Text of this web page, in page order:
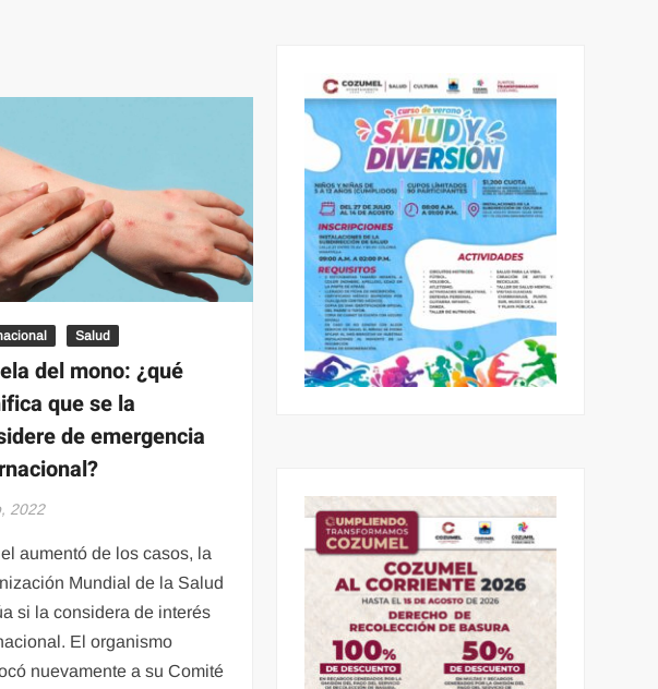
Salud
del mono: ¿qué
que se la
de emergencia
2022
aumentó de los casos, la
Mundial de la Salud
si la considera de interés
El organismo
nuevamente a su Comité